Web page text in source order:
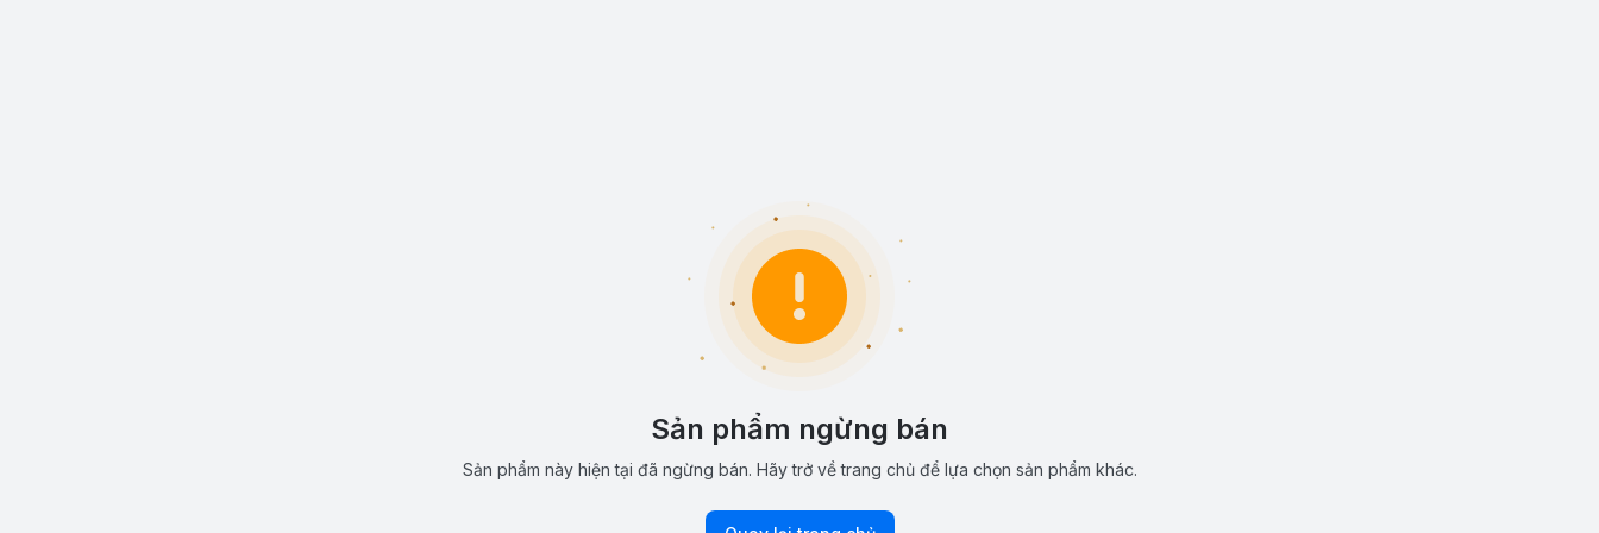
Sản phẩm ngừng bán
Sản phẩm này hiện tại đã ngừng bán. Hãy trở về trang chủ để lựa chọn sản phẩm khác.